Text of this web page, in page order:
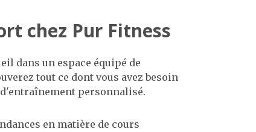
chez Pur Fitness
dans un espace équipé de
tout ce dont vous avez besoin
personnalisé.
en matière de cours